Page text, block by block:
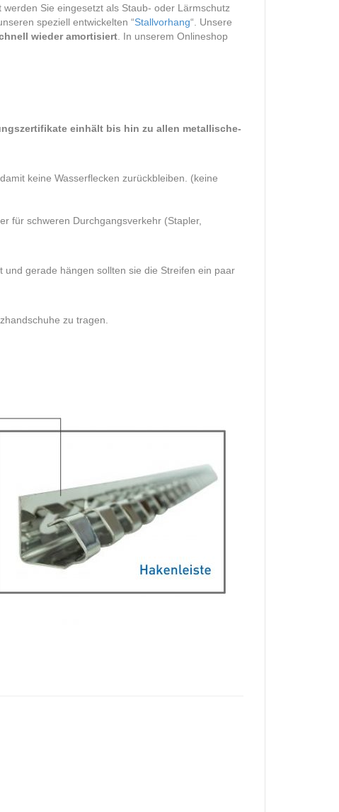
Sie eingesetzt als Staub- oder Lärmschutz
speziell entwickelten “Stallvorhang“. Unsere
wieder amortisiert . In unserem Onlineshop
einhält bis hin zu allen metallische-
keine Wasserflecken zurückbleiben. (keine
für schweren Durchgangsverkehr (Stapler,
gerade hängen sollten sie die Streifen ein paar
zu tragen.